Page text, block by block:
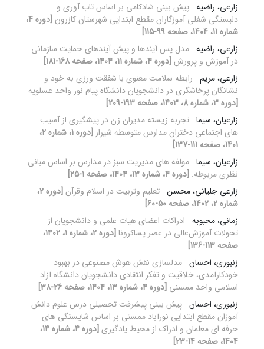
زارعی، راضیه پیش بینی شادکامی بر اساس تاب آوری و
دلبستگی شغلی آموزگاران مقطع ابتدایی شهرستان کازرون
[دوره 4،
شماره 11، 1404، صفحه 99-115]
زارعی، راضیه مدل پس آیندها و پیش آیندهای حمایت سازمانی
در آموزش و پرورش [دوره 4، شماره 11، 1404، صفحه 168-181]
زارعی، مریم رابطه سلامت معنوی با شفقت ورزی به خود و
نشانگان پرخاشگری در دانشجویان دانشگاه پیام‏ نور واحد عسلویه
[دوره 3، شماره 8، 1403، صفحه 193-209]
زارعیان، سیما تجربه زیسته مدیران زن در پیشگیری از آسیب
های اجتماعی دختران مدارس متوسطه شیراز
[دوره 1، شماره 2،
1401، صفحه 111-137]
زارعیان، سیما مولفه های مدیریت سبز در مدارس بر اساس مبانی
نظری مربوطه. [دوره 4، شماره 13، 1404، صفحه 1-25]
زارعی جلیانی، محسن تعلیم وتربیت در اسلام وقرآن
[دوره 2،
شماره 2، 1402، صفحه 50-60]
زمانی، محبوبه ادراکات اعضای هیات علمی و دانشجویان از
تحولات آموزش‌عالی در عصر پساکرونا
[دوره 2، شماره 1، 1402،
صفحه 113-136]
زنبوری، احسان مدلسازی نقش هوش مصنوعی در بهبود
خودکارآمدی، خلاقیت و تفکر انتقادی دانشجویان دانشگاه آزاد
اسلامی واحد ممسنی [دوره 4، شماره 13، 1404، صفحه 26-38]
زنبوری، احسان پیش بینی پیشرفت تحصیلی درس علوم دانش
آموزان مقطع ابتدایی نورآباد ممسنی بر اساس شایستگی های
حرفه ای معلمان و ادراک از محیط یادگیری
[دوره 4، شماره 14،
1404، صفحه 14-23]